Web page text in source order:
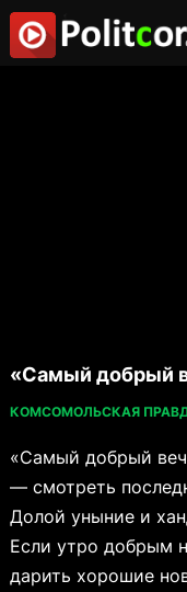
«Самый добрый
КОМСОМОЛЬСКАЯ
«Самый добрый
— смотреть
Долой уныние и
Если утро добрым
дарить хорошие